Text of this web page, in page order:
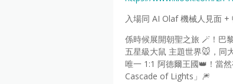
入場同 AI Olaf 機械人見面
係時候展開朝聖之旅 🪄！巴
五星級大鼠 主題世界🐭，同
唯一 1:1 阿德爾王國👑！當
Cascade of Lights」🎆